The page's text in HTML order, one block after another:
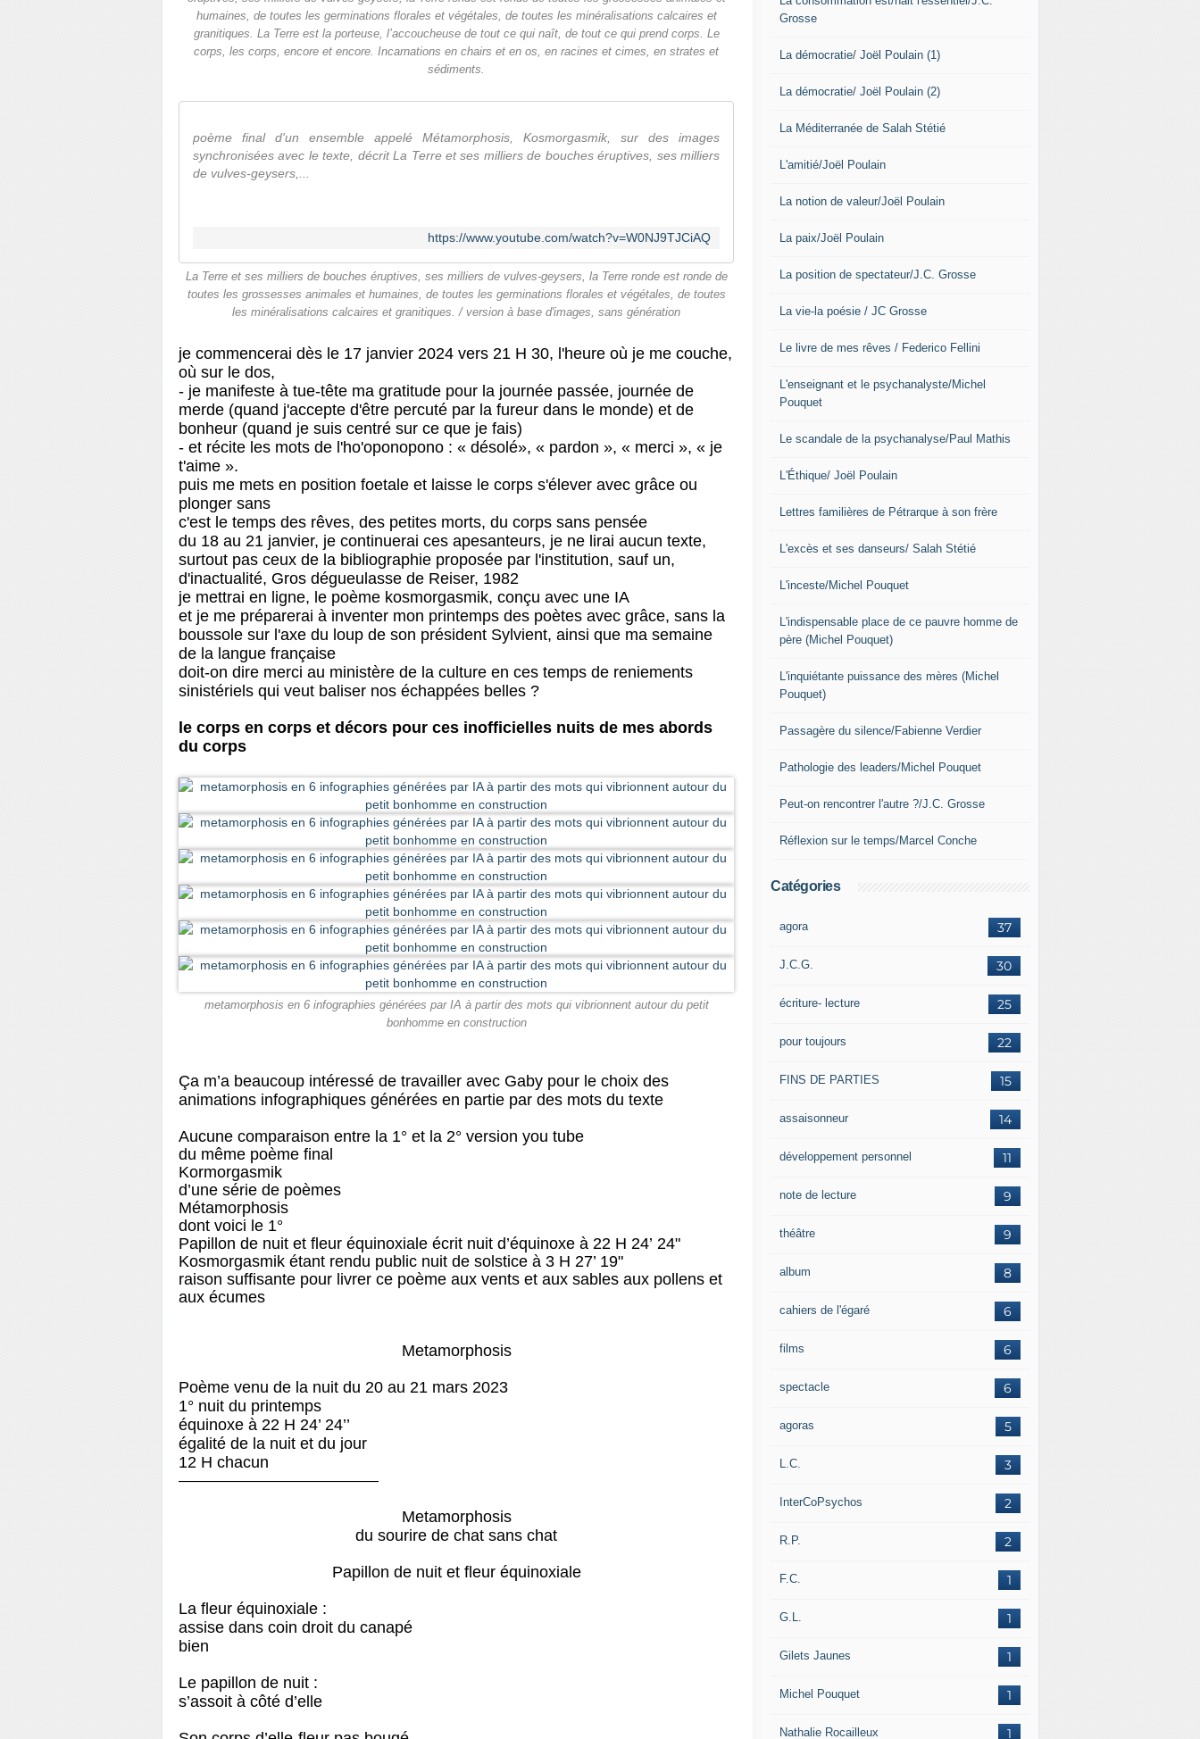
humaines, de toutes les germinations florales et végétales, de toutes les minéralisations calcaires et
granitiques. La Terre est la porteuse, l’accoucheuse de tout ce qui naît, de tout ce qui prend corps. Le
corps, les corps, encore et encore. Incarnations en chairs et en os, en racines et cimes, en strates et
sédiments.
poème final d'un ensemble appelé Métamorphosis, Kosmorgasmik, sur des images
synchronisées avec le texte, décrit La Terre et ses milliers de bouches éruptives, ses milliers
de vulves-geysers,...
https://www.youtube.com/watch?v=W0NJ9TJCiAQ
La Terre et ses milliers de bouches éruptives, ses milliers de vulves-geysers, la Terre ronde est ronde de
toutes les grossesses animales et humaines, de toutes les germinations florales et végétales, de toutes
les minéralisations calcaires et granitiques. / version à base d'images, sans génération
je commencerai dès le 17 janvier 2024 vers 21 H 30, l'heure où je me couche,
où sur le dos,
- je manifeste à tue-tête ma gratitude pour la journée passée, journée de
merde (quand j'accepte d'être percuté par la fureur dans le monde) et de
bonheur (quand je suis centré sur ce que je fais)
- et récite les mots de l'ho'oponopono : « désolé», « pardon », « merci », « je
t'aime ».
puis me mets en position foetale et laisse le corps s'élever avec grâce ou
plonger sans
c'est le temps des rêves, des petites morts, du corps sans pensée
du 18 au 21 janvier, je continuerai ces apesanteurs, je ne lirai aucun texte,
surtout pas ceux de la bibliographie proposée par l'institution, sauf un,
d'inactualité, Gros dégueulasse de Reiser, 1982
je mettrai en ligne, le poème kosmorgasmik, conçu avec une IA
et je me préparerai à inventer mon printemps des poètes avec grâce, sans la
boussole sur l'axe du loup de son président Sylvient, ainsi que ma semaine
de la langue française
doit-on dire merci au ministère de la culture en ces temps de reniements
sinistériels qui veut baliser nos échappées belles ?
le corps en corps et décors pour ces inofficielles nuits de mes abords
du corps
metamorphosis en 6 infographies générées par IA à partir des mots qui vibrionnent autour du petit
bonhomme en construction
Ça m’a beaucoup intéressé de travailler avec Gaby pour le choix des
animations infographiques générées en partie par des mots du texte
Aucune comparaison entre la 1° et la 2° version you tube
du même poème final
Kormorgasmik
d’une série de poèmes
Métamorphosis
dont voici le 1°
Papillon de nuit et fleur équinoxiale écrit nuit d’équinoxe à 22 H 24’ 24"
Kosmorgasmik étant rendu public nuit de solstice à 3 H 27’ 19"
raison suffisante pour livrer ce poème aux vents et aux sables aux pollens et
aux écumes
Metamorphosis
Poème venu de la nuit du 20 au 21 mars 2023
1° nuit du printemps
équinoxe à 22 H 24’ 24’’
égalité de la nuit et du jour
12 H chacun
——————————————
Metamorphosis
du sourire de chat sans chat
Papillon de nuit et fleur équinoxiale
La fleur équinoxiale :
assise dans coin droit du canapé
bien
Le papillon de nuit :
s’assoit à côté d’elle
Grosse
La démocratie/ Joël Poulain (1)
La démocratie/ Joël Poulain (2)
La Méditerranée de Salah Stétié
L'amitié/Joël Poulain
La notion de valeur/Joël Poulain
La paix/Joël Poulain
La position de spectateur/J.C. Grosse
La vie-la poésie / JC Grosse
Le livre de mes rêves / Federico Fellini
L'enseignant et le psychanalyste/Michel
Pouquet
Le scandale de la psychanalyse/Paul Mathis
L'Éthique/ Joël Poulain
Lettres familières de Pétrarque à son frère
L'excès et ses danseurs/ Salah Stétié
L'inceste/Michel Pouquet
L'indispensable place de ce pauvre homme de
père (Michel Pouquet)
L'inquiétante puissance des mères (Michel
Pouquet)
Passagère du silence/Fabienne Verdier
Pathologie des leaders/Michel Pouquet
Peut-on rencontrer l'autre ?/J.C. Grosse
Réflexion sur le temps/Marcel Conche
Catégories
37
agora
30
J.C.G.
25
écriture- lecture
22
pour toujours
15
FINS DE PARTIES
14
assaisonneur
11
développement personnel
9
note de lecture
9
théâtre
8
album
6
cahiers de l'égaré
6
films
6
spectacle
5
agoras
3
L.C.
2
InterCoPsychos
2
R.P.
1
F.C.
1
G.L.
1
Gilets Jaunes
1
Michel Pouquet
1
Nathalie Rocailleux